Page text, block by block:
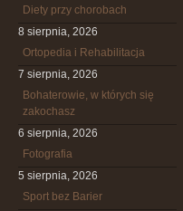
Diety przy chorobach
8 sierpnia, 2026
Ortopedia i Rehabilitacja
7 sierpnia, 2026
Bohaterowie, w których się
zakochasz
6 sierpnia, 2026
Fotografia
5 sierpnia, 2026
Sport bez Barier